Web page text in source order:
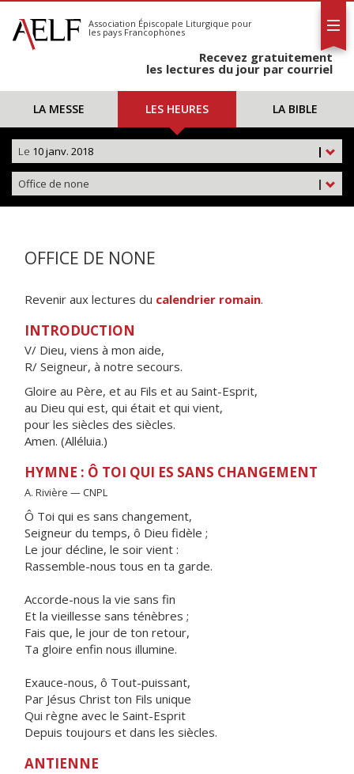
S'abonner
Calendrier
Association Épiscopale Liturgique pour
les pays Francophones
Recevez gratuitement
les lectures du jour par courriel
LA MESSE LES HEURES LA BIBLE
|
Le 10 janv. 2018
|
Office de none
OFFICE DE NONE
Revenir aux lectures du calendrier romain.
INTRODUCTION
V/ Dieu, viens à mon aide,
R/ Seigneur, à notre secours.
Gloire au Père, et au Fils et au Saint-Esprit,
au Dieu qui est, qui était et qui vient,
pour les siècles des siècles.
Amen. (Alléluia.)
HYMNE : Ô TOI QUI ES SANS CHANGEMENT
A. Rivière — CNPL
Ô Toi qui es sans changement,
Seigneur du temps, ô Dieu fidèle ;
Le jour décline, le soir vient :
Rassemble-nous tous en ta garde.
Accorde-nous la vie sans fin
Et la vieillesse sans ténèbres ;
Fais que, le jour de ton retour,
Ta gloire enfin nous illumine.
Exauce-nous, ô Tout-puissant,
Par Jésus Christ ton Fils unique
Qui règne avec le Saint-Esprit
Depuis toujours et dans les siècles.
ANTIENNE